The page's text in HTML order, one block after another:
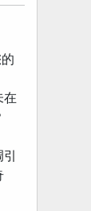
在